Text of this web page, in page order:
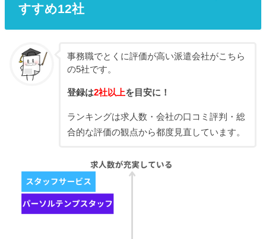
すすめ12社
事務職でとくに評価が高い派遣会社がこちら
の5社です。
登録は2社以上を目安に！
ランキングは求人数・会社の口コミ評判・総
合的な評価の観点から都度見直しています。